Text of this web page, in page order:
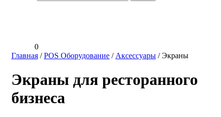
0
Главная /POS Оборудование / Аксессуары /Экраны
Экраны для ресторанного
бизнеса